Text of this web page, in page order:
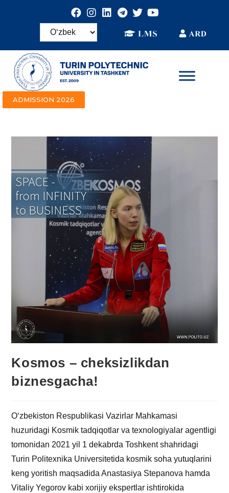
ADMISSION 2026
Kosmos – cheksizlikdan
biznesgacha!
O‘zbekiston Respublikasi Vazirlar Mahkamasi
huzuridagi Kosmik tadqiqotlar va texnologiyalar agentligi
tomonidan 2021 yil 1 dekabrda Toshkent shahridagi
Turin Politexnika Universitetida kosmik soha yutuqlarini
keng yoritish maqsadida Anastasiya Stepanova hamda
Vitaliy Yegorov kabi xorijiy ekspertlar ishtirokida